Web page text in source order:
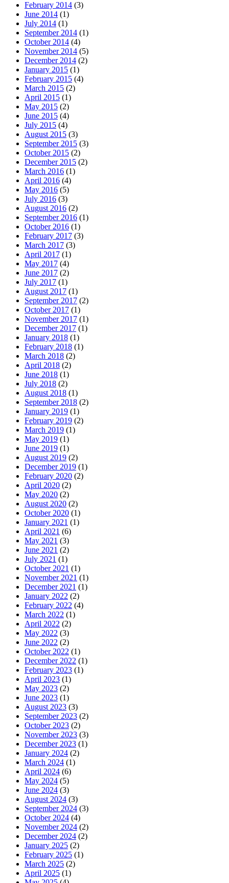
February 2014 (3)
June 2014 (1)
July 2014 (1)
September 2014 (1)
October 2014 (4)
November 2014 (5)
December 2014 (2)
January 2015 (1)
February 2015 (4)
March 2015 (2)
April 2015 (1)
May 2015 (2)
June 2015 (4)
July 2015 (4)
August 2015 (3)
September 2015 (3)
October 2015 (2)
December 2015 (2)
March 2016 (1)
April 2016 (4)
May 2016 (5)
July 2016 (3)
August 2016 (2)
September 2016 (1)
October 2016 (1)
February 2017 (3)
March 2017 (3)
April 2017 (1)
May 2017 (4)
June 2017 (2)
July 2017 (1)
August 2017 (1)
September 2017 (2)
October 2017 (1)
November 2017 (1)
December 2017 (1)
January 2018 (1)
February 2018 (1)
March 2018 (2)
April 2018 (2)
June 2018 (1)
July 2018 (2)
August 2018 (1)
September 2018 (2)
January 2019 (1)
February 2019 (2)
March 2019 (1)
May 2019 (1)
June 2019 (1)
August 2019 (2)
December 2019 (1)
February 2020 (2)
April 2020 (2)
May 2020 (2)
August 2020 (2)
October 2020 (1)
January 2021 (1)
April 2021 (6)
May 2021 (3)
June 2021 (2)
July 2021 (1)
October 2021 (1)
November 2021 (1)
December 2021 (1)
January 2022 (2)
February 2022 (4)
March 2022 (1)
April 2022 (2)
May 2022 (3)
June 2022 (2)
October 2022 (1)
December 2022 (1)
February 2023 (1)
April 2023 (1)
May 2023 (2)
June 2023 (1)
August 2023 (3)
September 2023 (2)
October 2023 (2)
November 2023 (3)
December 2023 (1)
January 2024 (2)
March 2024 (1)
April 2024 (6)
May 2024 (5)
June 2024 (3)
August 2024 (3)
September 2024 (3)
October 2024 (4)
November 2024 (2)
December 2024 (2)
January 2025 (2)
February 2025 (1)
March 2025 (2)
April 2025 (1)